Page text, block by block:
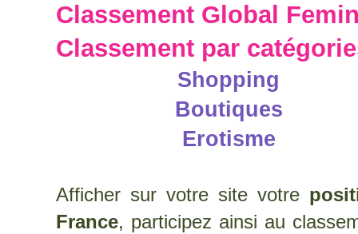
Classement Global
Classement par
Shopping
Boutiques
Erotisme
Afficher sur votre site votre
France, participez ainsi au